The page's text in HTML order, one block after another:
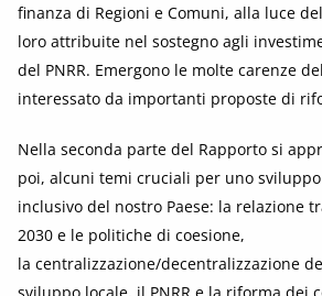
finanza di Regioni e Comuni, alla luce
loro attribuite nel sostegno agli
del PNRR. Emergono le molte carenze
interessato da importanti proposte di
Nella seconda parte del Rapporto si
poi, alcuni temi cruciali per uno
inclusivo del nostro Paese: la relazione
2030 e le politiche di coesione,
la centralizzazione/decentralizzazione